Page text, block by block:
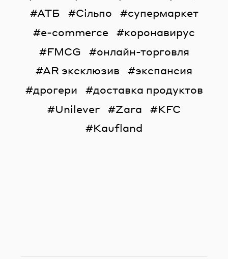
АТБ
Сільпо
супермаркет
e-commerce
коронавирус
FMCG
онлайн-торговля
AR эксклюзив
экспансия
дрогери
доставка продуктов
Unilever
Zara
KFC
Kaufland